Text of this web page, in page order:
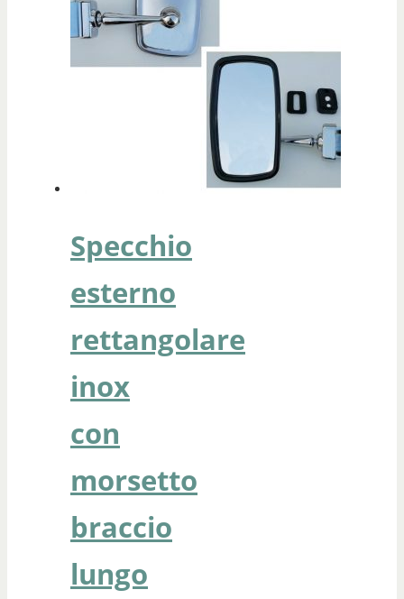
Specchio
esterno
rettangolare
inox
con
morsetto
braccio
lungo